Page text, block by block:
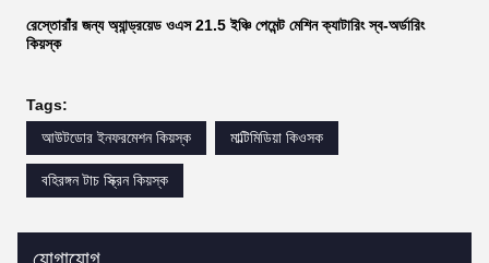
রেস্তোরাঁর জন্য অ্যান্ড্রয়েড ওএস 21.5 ইঞ্চি পেমেন্ট মেশিন ক্যাটারিং স্ব-অর্ডারিং
কিয়স্ক
Tags:
আউটডোর ইনফরমেশন কিয়স্ক
মাল্টিমিডিয়া কিওসক
বহিরঙ্গন টাচ স্ক্রিন কিয়স্ক